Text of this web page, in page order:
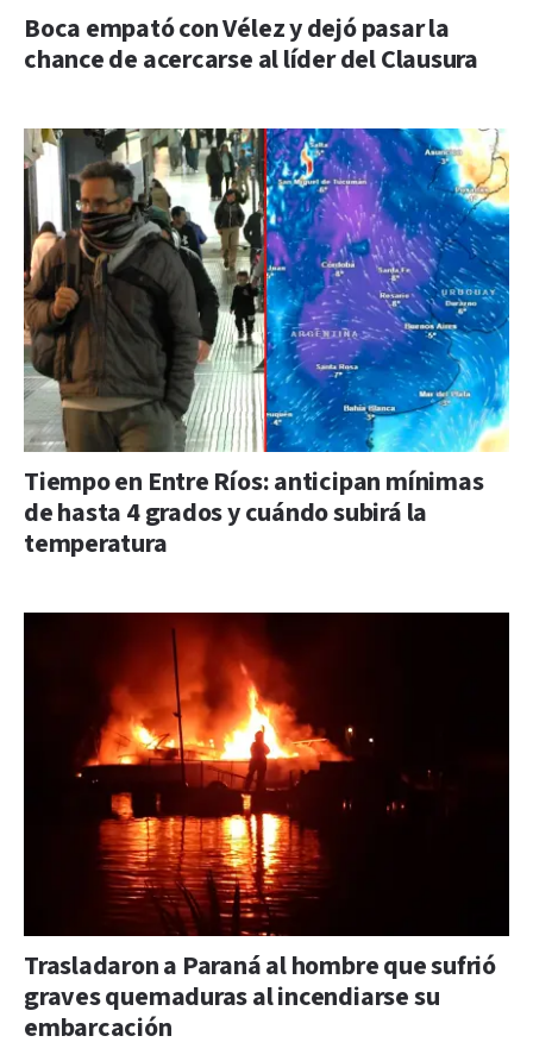
Boca empató con Vélez y dejó pasar la
chance de acercarse al líder del Clausura
Tiempo en Entre Ríos: anticipan mínimas
de hasta 4 grados y cuándo subirá la
temperatura
Trasladaron a Paraná al hombre que sufrió
graves quemaduras al incendiarse su
embarcación